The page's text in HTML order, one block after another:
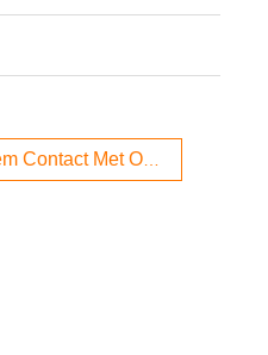
Contact Met Ons Op